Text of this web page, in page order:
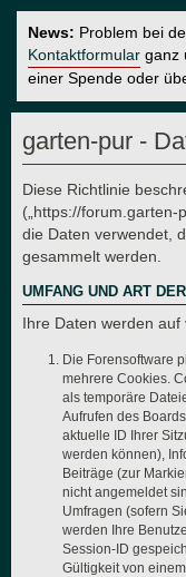
News: Problem bei
Kontaktformular ganz
einer Spende oder
garten-pur -
Diese Richtlinie
(„https://forum.garten-
die Daten verwendet,
gesammelt werden.
UMFANG UND ART
Ihre Daten werden
Die Forensoftware
mehrere Cookies.
als temporäre
Aufrufen des
aktuelle ID Ihrer
werden können),
Beiträge (zur
nicht angemeldet
Umfragen (sofern
werden Ihre
Session-ID
Gültigkeit von